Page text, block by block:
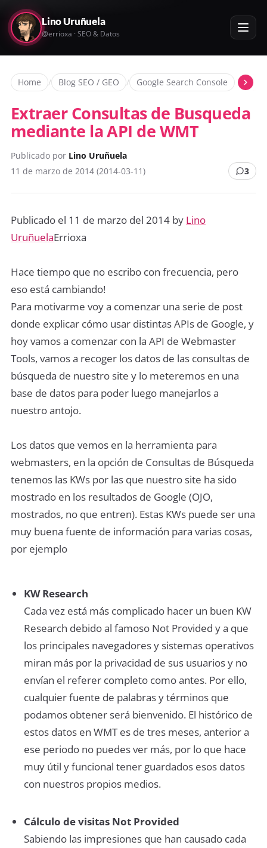
Lino Uruñuela
@errioxa · SEO & Datos
Home / Blog SEO / GEO / Google Search Console
Extraer Consultas de Busqueda
mediante la API de WMT
Publicado por Lino Uruñuela
11 de marzo de 2014 (2014-03-11)
3
Publicado el 11 de marzo del 2014 by Lino
UruñuelaErrioxa
Hace tiempo que no escribo con frecuencia, pero
eso está cambiando!
Para motivarme voy a comenzar una serie de post
donde explicar cómo usar distintas APIs de Google, y
hoy vamos a comenzar con la API de Webmaster
Tools, vamos a recoger los datos de las consultas de
búsqueda de nuestro site y lo meteremos en una
base de datos para poder luego manejarlos a
nuestro antojo.
Los datos que vemos en la herramienta para
webmasters, en la opción de Consultas de Búsqueda
tenemos las KWs por las que nuestro site ha sido
mostrado en los resultados de Google (OJO,
mostrados, no que entren). Estas KWs puede ser una
muy buena fuente de información para varias cosas,
por ejemplo
KW Research
Cada vez está más complicado hacer un buen KW
Research debido al famoso Not Provided y a que
los principales navegadores y sistemas operativos
miran más por la privacidad de sus usuarios y no
envían el referer completo como antes. Por ello,
cualquier fuente de palabras y términos que
podamos obtener será bienvenido. El histórico de
estos datos en WMT es de tres meses, anterior a
ese periodo no puedes ver más, por lo que hace
muy útil y funcional tener guardados esos datos
con nuestros propios medios.
Cálculo de visitas Not Provided
Sabiendo las impresiones que han causado cada